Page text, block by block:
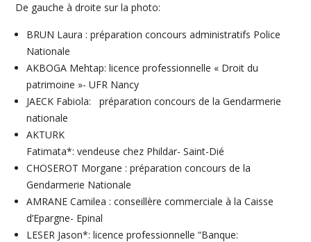
De gauche à droite sur la photo:
BRUN Laura : préparation concours administratifs Police
Nationale
AKBOGA Mehtap: licence professionnelle « Droit du
patrimoine »- UFR Nancy
JAECK Fabiola: préparation concours de la Gendarmerie
nationale
AKTURK
Fatimata*: vendeuse chez Phildar- Saint-Dié
CHOSEROT Morgane : préparation concours de la
Gendarmerie Nationale
AMRANE Camilea : conseillère commerciale à la Caisse
d’Epargne- Epinal
LESER Jason*: licence professionnelle “Banque: